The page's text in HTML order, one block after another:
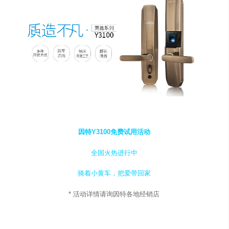
因特Y3100免费试用活动
全国火热进行中
骑着小黄车，把爱带回家
* 活动详情请询因特各地经销店